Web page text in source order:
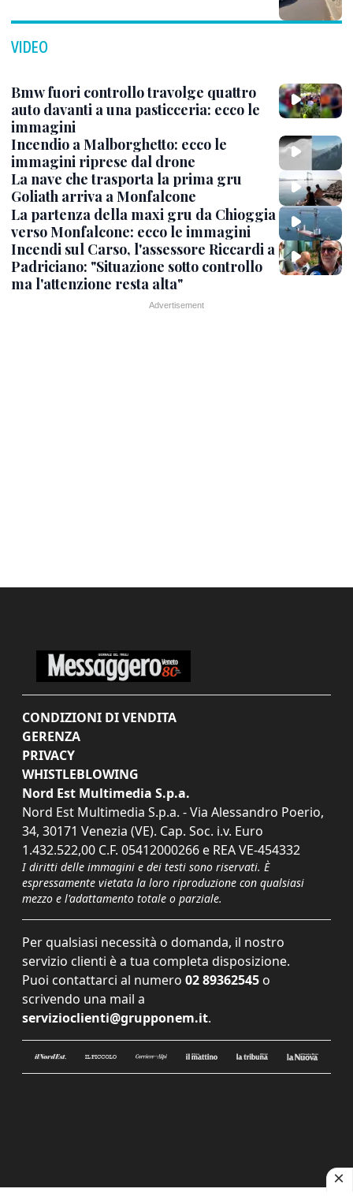
VIDEO
Bmw fuori controllo travolge quattro
auto davanti a una pasticceria: ecco le
immagini
Incendio a Malborghetto: ecco le
immagini riprese dal drone
La nave che trasporta la prima gru
Goliath arriva a Monfalcone
La partenza della maxi gru da Chioggia
verso Monfalcone: ecco le immagini
Incendi sul Carso, l'assessore Riccardi a
Padriciano: "Situazione sotto controllo
ma l'attenzione resta alta"
CONDIZIONI DI VENDITA
GERENZA
PRIVACY
WHISTLEBLOWING
Nord Est Multimedia S.p.a.
Nord Est Multimedia S.p.a. - Via Alessandro Poerio,
34, 30171 Venezia (VE). Cap. Soc. i.v. Euro
1.432.522,00 C.F. 05412000266 e REA VE-454332
I diritti delle immagini e dei testi sono riservati. È
espressamente vietata la loro riproduzione con qualsiasi
mezzo e l'adattamento totale o parziale.
Per qualsiasi necessità o domanda, il nostro
servizio clienti è a tua completa disposizione.
Puoi contattarci al numero 02 89362545 o
scrivendo una mail a
servizioclienti@grupponem.it.